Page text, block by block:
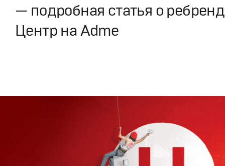
— подробная статья о
Центр на Adme